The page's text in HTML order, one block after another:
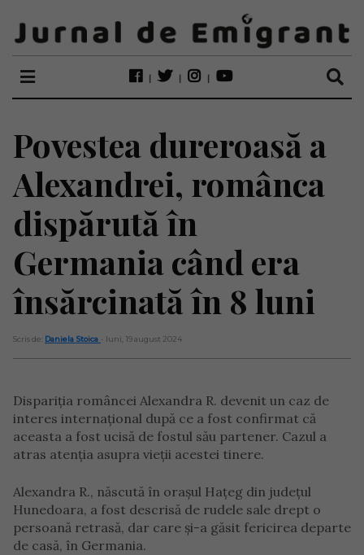
Povestea dureroasă a
Alexandrei, românca
dispărută în
Germania când era
însărcinată în 8 luni
Scris de: Daniela Stoica - luni, 19 august 2024
Dispariția româncei Alexandra R. devenit un caz de
interes internațional după ce a fost confirmat că
aceasta a fost ucisă de fostul său partener. Cazul a
atras atenția asupra vieții acestei tinere.
Alexandra R., născută în orașul Hațeg din județul
Hunedoara, a fost descrisă de rudele sale drept o
persoană retrasă, dar care și-a găsit fericirea departe
de casă, în Germania.